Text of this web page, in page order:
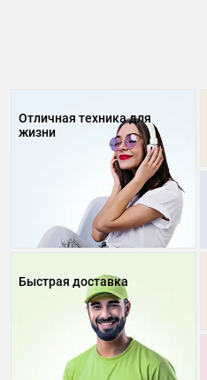
Отличная техника для
жизни
Быстрая доставка